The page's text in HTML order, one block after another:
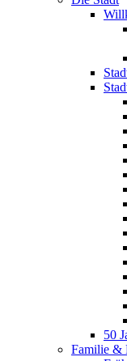
50
Familie &